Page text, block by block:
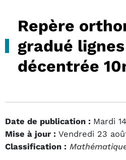
Repère
gradué
décentrée
Date de publication : Mardi
Mise à jour : Vendredi 23
Classification :